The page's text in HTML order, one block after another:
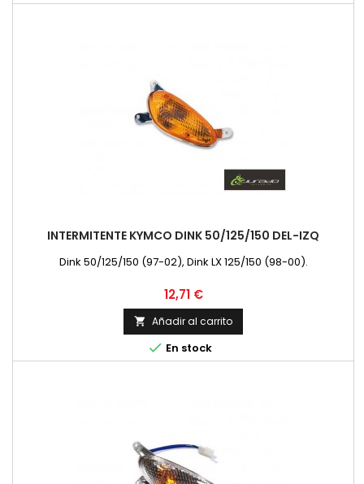
INTERMITENTE KYMCO DINK 50/125/150 DEL-IZQ
Dink 50/125/150 (97-02), Dink LX 125/150 (98-00).
Precio
12,71 €
 Añadir al carrito
 En stock